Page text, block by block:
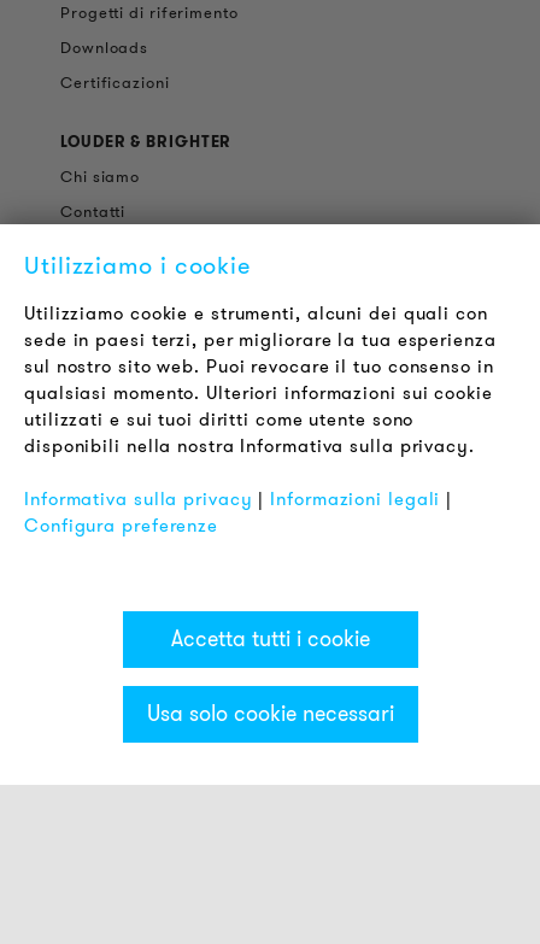
Categorie & Filter
Progetti di riferimento
Downloads
Certificazioni
LOUDER & BRIGHTER
Chi siamo
Contatti
Newsletter
LEGALE
Termini & Condizioni
Informativa sulla Privacy
Impronta
Utilizziamo i cookie
Utilizziamo cookie e strumenti, alcuni dei quali con
sede in paesi terzi, per migliorare la tua esperienza
sul nostro sito web. Puoi revocare il tuo consenso in
qualsiasi momento. Ulteriori informazioni sui cookie
utilizzati e sui tuoi diritti come utente sono
disponibili nella nostra Informativa sulla privacy.
Informativa sulla privacy | Informazioni legali |
Configura preferenze
Accetta tutti i cookie
Usa solo cookie necessari